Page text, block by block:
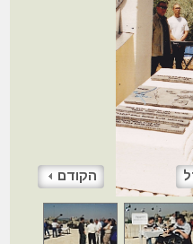
הקודם